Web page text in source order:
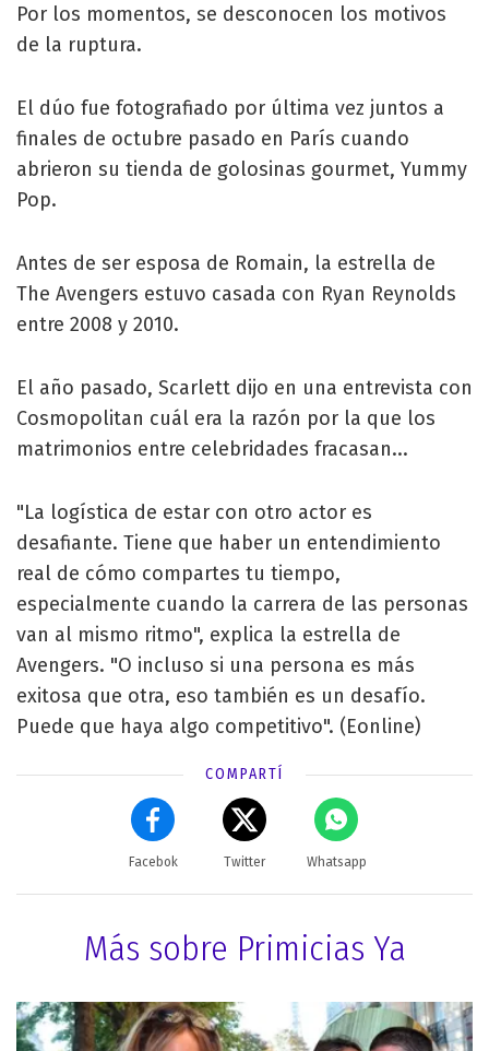
Por los momentos, se desconocen los motivos
de la ruptura.
El dúo fue fotografiado por última vez juntos a
finales de octubre pasado en París cuando
abrieron su tienda de golosinas gourmet, Yummy
Pop.
Antes de ser esposa de Romain, la estrella de
The Avengers estuvo casada con Ryan Reynolds
entre 2008 y 2010.
El año pasado, Scarlett dijo en una entrevista con
Cosmopolitan cuál era la razón por la que los
matrimonios entre celebridades fracasan...
"La logística de estar con otro actor es
desafiante. Tiene que haber un entendimiento
real de cómo compartes tu tiempo,
especialmente cuando la carrera de las personas
van al mismo ritmo", explica la estrella de
Avengers. "O incluso si una persona es más
exitosa que otra, eso también es un desafío.
Puede que haya algo competitivo". (Eonline)
COMPARTÍ
Facebok Twitter Whatsapp
Más sobre Primicias Ya